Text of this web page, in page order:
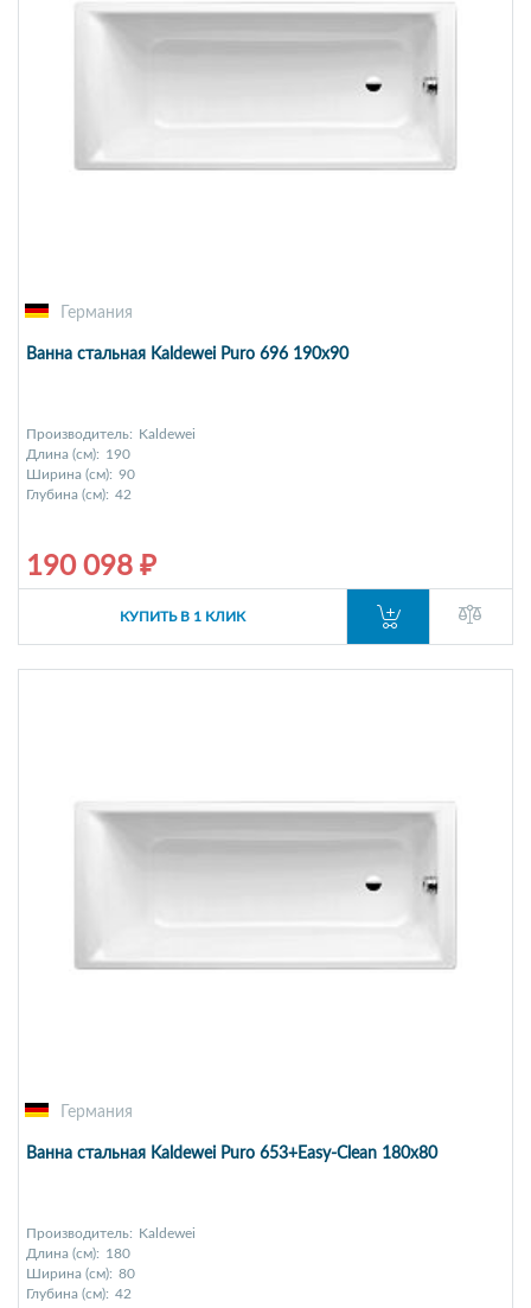
Германия
Ванна стальная Kaldewei Puro 696 190x90
Производитель: Kaldewei
Длина (см): 190
Ширина (см): 90
Глубина (см): 42
190 098 ₽
КУПИТЬ В 1 КЛИК
Германия
Ванна стальная Kaldewei Puro 653+Easy-Clean 180x80
Производитель: Kaldewei
Длина (см): 180
Ширина (см): 80
Глубина (см): 42